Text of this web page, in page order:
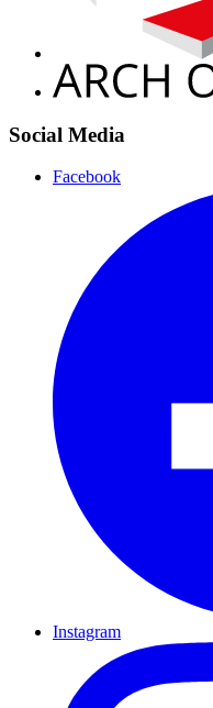
Social Media
Facebook
Instagram